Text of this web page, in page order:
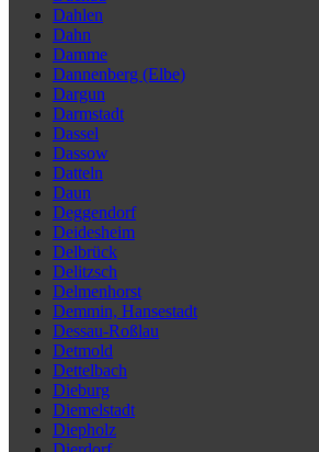
Dahlen
Dahn
Damme
Dannenberg (Elbe)
Dargun
Darmstadt
Dassel
Dassow
Datteln
Daun
Deggendorf
Deidesheim
Delbrück
Delitzsch
Delmenhorst
Demmin, Hansestadt
Dessau-Roßlau
Detmold
Dettelbach
Dieburg
Diemelstadt
Diepholz